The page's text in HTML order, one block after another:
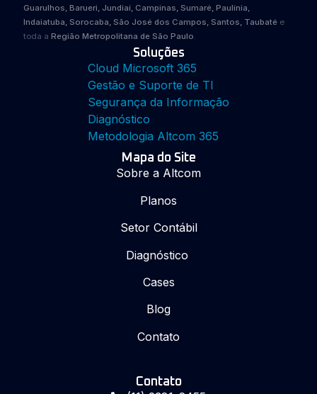
Guarulhos, Barueri, Jundiaí, Campinas, Sumaré, Paulínia,
Indaiatuba, Sorocaba, São José dos Campos, Santos, Taubaté e
toda a Região Metropolitana de São Paulo.
Soluções
Cloud Microsoft 365
Gestão e Suporte de TI
Segurança da Informação
Diagnóstico
Metodologia Altcom 365
Mapa do Site
Sobre a Altcom
Planos
Setor Contábil
Diagnóstico
Cases
Blog
Contato
Contato